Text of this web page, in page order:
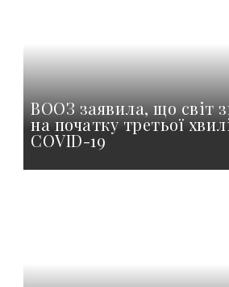
ВООЗ заявила, що світ
на початку третьої
COVID-19